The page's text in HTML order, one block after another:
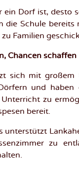
ein Dorf ist, desto
die Schule
Familien
Chancen schaffen
sich mit großem
und
zu
bereit.
unterstützt
zu